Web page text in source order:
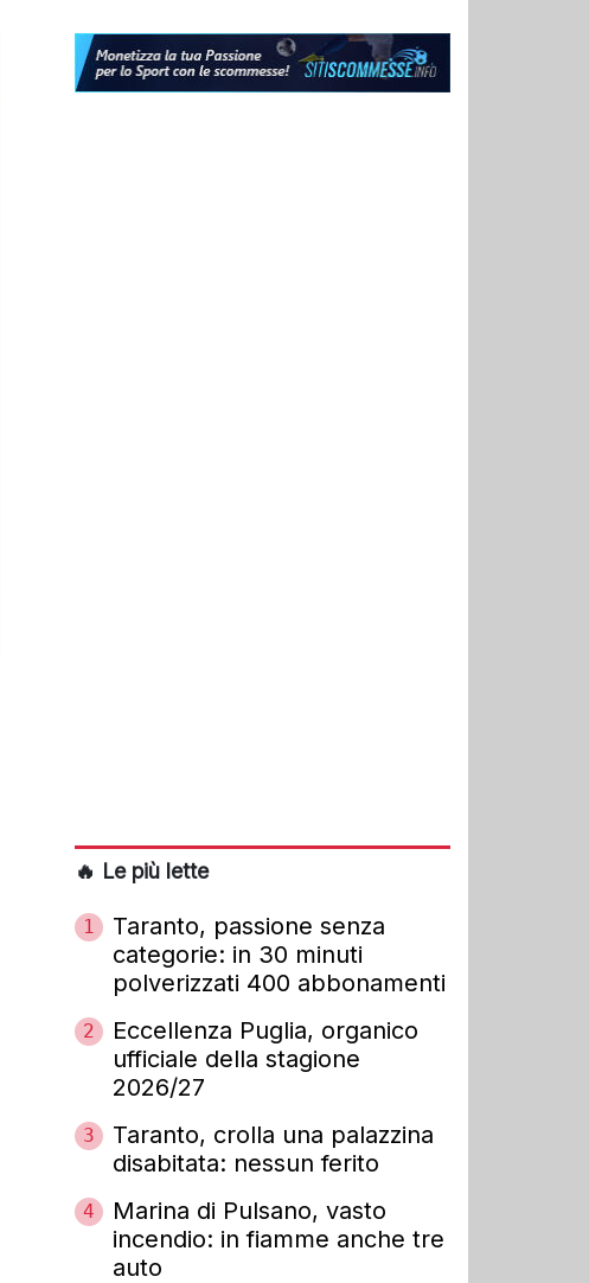
🔥 Le più lette
1
Taranto, passione senza
categorie: in 30 minuti
polverizzati 400 abbonamenti
2
Eccellenza Puglia, organico
ufficiale della stagione
2026/27
3
Taranto, crolla una palazzina
disabitata: nessun ferito
4
Marina di Pulsano, vasto
incendio: in fiamme anche tre
auto